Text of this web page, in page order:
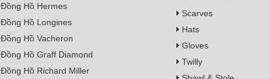
Đồng Hồ Hermes
Đồng Hồ Longines
Đồng Hồ Vacheron
Đồng Hồ Graff Diamond
Đồng Hồ Richard Miller
Scarves
Hats
Gloves
Twilly